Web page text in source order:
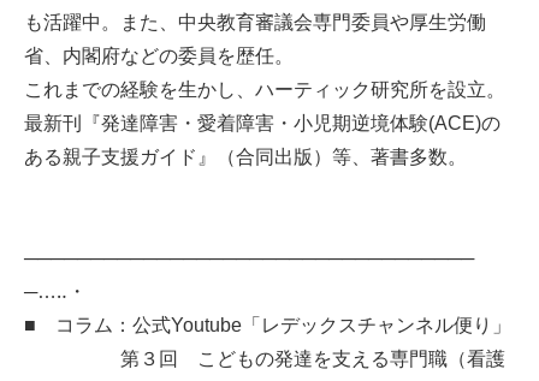
も活躍中。また、中央教育審議会専門委員や厚生労働
省、内閣府などの委員を歴任。
これまでの経験を生かし、ハーティック研究所を設立。
最新刊『発達障害・愛着障害・小児期逆境体験(ACE)の
ある親子支援ガイド』（合同出版）等、著書多数。
──────────────────────────────────
─…‥・
■ コラム：公式Youtube「レデックスチャンネル便り」
第３回 こどもの発達を支える専門職（看護